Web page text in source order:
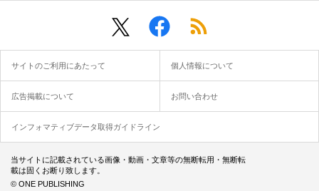
サイトのご利用にあたって 個人情報について
広告掲載について お問い合わせ
インフォマティブデータ取得ガイドライン
当サイトに記載されている画像・動画・文章等の無断転用・無断転
載は固くお断り致します。
© ONE PUBLISHING